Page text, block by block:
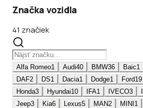
Značka vozidla
41 značiek
Alfa Romeo1 Audi40 BMW36 Baic1
DAF2 DS1 Dacia1 Dodge1 Ford19
Honda3 Hyundai10 IFA1 IVECO3
Jeep3 Kia6 Lexus5 MAN2 MINI 1